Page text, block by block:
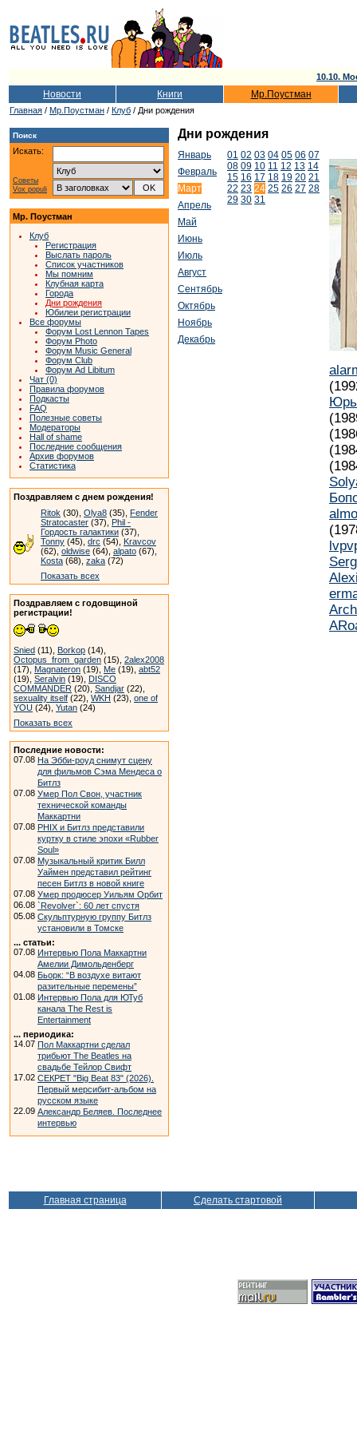
10.10.
Новости Книги Мр.Поустман
Главная / Мр.Поустман / Клуб / Дни рождения
Поиск
Искать:
Советы
Vox populi
Мр. Поустман
Клуб
Регистрация
Выслать пароль
Список участников
Мы помним
Клубная карта
Города
Дни рождения
Юбилеи регистрации
Все форумы
Форум Lost Lennon Tapes
Форум Photo
Форум Music General
Форум Club
Форум Ad Libitum
Чат (0)
Правила форумов
Подкасты
FAQ
Полезные советы
Модераторы
Hall of shame
Последние сообщения
Архив форумов
Статистика
Поздравляем с днем рождения!
Ritok (30), Olya8 (35), Fender
Stratocaster (37), Phil -
Гордость галактики (37),
Tonny (45), drc (54), Kravcov
(62), oldwise (64), alpato (67),
Kosta (68), zaka (72)
Показать всех
Поздравляем с годовщиной
регистрации!
Snied (11), Borkop (14),
Octopus_from_garden (15), 2alex2008
(17), Magnateron (19), Me (19), abt52
(19), Seralvin (19), DISCO
COMMANDER (20), Sandjar (22),
sexuality itself (22), WKH (23), one of
YOU (24), Yutan (24)
Показать всех
Последние новости:
07.08 На Эбби-роуд снимут сцену
для фильмов Сэма Мендеса о
Битлз
07.08 Умер Пол Свон, участник
технической команды
Маккартни
07.08 PHIX и Битлз представили
куртку в стиле эпохи «Rubber
Soul»
07.08 Музыкальный критик Билл
Уаймен представил рейтинг
песен Битлз в новой книге
07.08 Умер продюсер Уильям Орбит
06.08 `Revolver`: 60 лет спустя
05.08 Скульптурную группу Битлз
установили в Томске
... статьи:
07.08 Интервью Пола Маккартни
Амелии Димольденберг
04.08 Бьорк: “В воздухе витают
разительные перемены”
01.08 Интервью Пола для ЮТуб
канала The Rest is
Entertainment
... периодика:
14.07 Пол Маккартни сделал
трибьют The Beatles на
свадьбе Тейлор Свифт
17.02 СЕКРЕТ "Big Beat 83" (2026).
Первый мерсибит-альбом на
русском языке
22.09 Александр Беляев. Последнее
интервью
Дни рождения
Январь
Февраль
Март
Апрель
Май
Июнь
Июль
Август
Сентябрь
Октябрь
Ноябрь
Декабрь
01 02 03 04 05 06 07
08 09 10 11 12 13 14
15 16 17 18 19 20 21
22 23 24 25 26 27 28
29 30 31
Главная страница Сделать стартовой